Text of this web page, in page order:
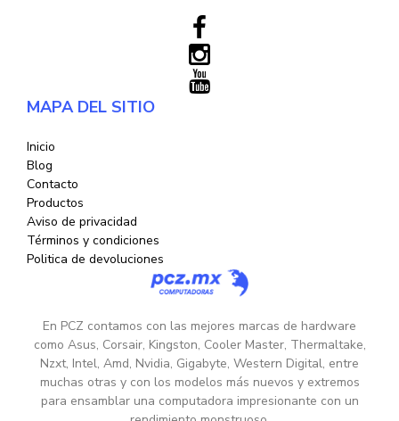
MAPA DEL SITIO
Inicio
Blog
Contacto
Productos
Aviso de privacidad
Términos y condiciones
Politica de devoluciones
En PCZ contamos con las mejores marcas de hardware
como Asus, Corsair, Kingston, Cooler Master, Thermaltake,
Nzxt, Intel, Amd, Nvidia, Gigabyte, Western Digital, entre
muchas otras y con los modelos más nuevos y extremos
para ensamblar una computadora impresionante con un